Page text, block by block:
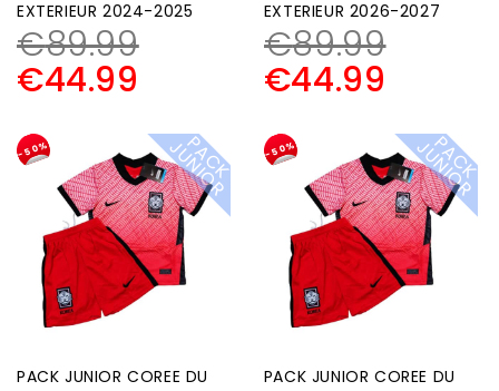
EXTERIEUR 2024-2025
€89.99
€44.99
EXTERIEUR 2026-2027
€89.99
€44.99
-50% P
A
C
K
J
U
N
I
O
R
PACK JUNIOR COREE DU
-50% P
A
C
K
J
U
N
I
O
R
PACK JUNIOR COREE DU